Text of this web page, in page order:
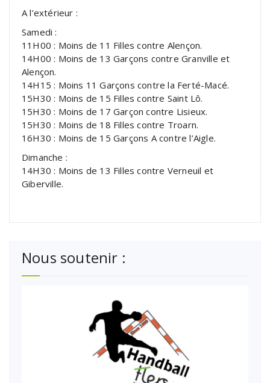
A l’extérieur :
Samedi :
11H00 : Moins de 11 Filles contre Alençon.
14H00 : Moins de 13 Garçons contre Granville et
Alençon.
14H15 : Moins 11 Garçons contre la Ferté-Macé.
15H30 : Moins de 15 Filles contre Saint Lô.
15H30 : Moins de 17 Garçon contre Lisieux.
15H30 : Moins de 18 Filles contre Troarn.
16H30 : Moins de 15 Garçons A contre l’Aigle.
Dimanche :
14H30 : Moins de 13 Filles contre Verneuil et
Giberville.
Nous soutenir :